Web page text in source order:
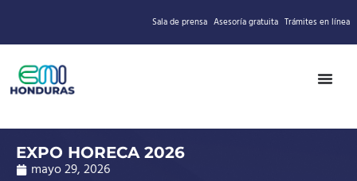
Sala de prensa Asesoría gratuita Trámites en línea
EXPO HORECA 2026
mayo 29, 2026